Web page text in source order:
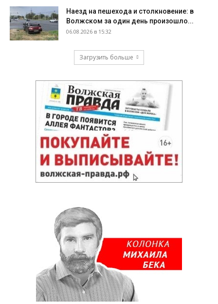
Наезд на пешехода и столкновение: в
Волжском за один день произошло...
06.08.2026 в 15:32
Загрузить больше